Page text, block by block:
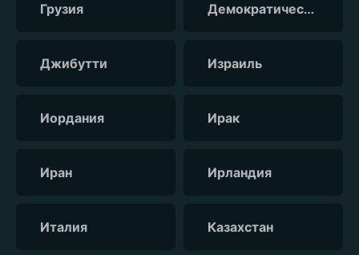
Грузия Демократическая республика Конго
Джибутти Израиль
Иордания Ирак
Иран Ирландия
Италия Казахстан